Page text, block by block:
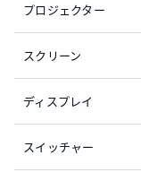
プロジェクター
スクリーン
ディスプレイ
スイッチャー